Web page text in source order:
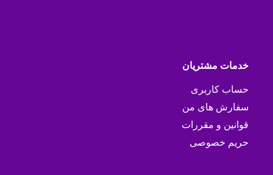
خدمات مشتریان
حساب کاربری
سفارش های من
قوانین و مقررات
حریم خصوصی